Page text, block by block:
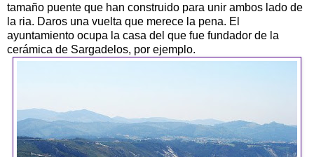
tamaño puente que han construido para unir ambos lado de
la ria. Daros una vuelta que merece la pena. El
ayuntamiento ocupa la casa del que fue fundador de la
cerámica de Sargadelos, por ejemplo.